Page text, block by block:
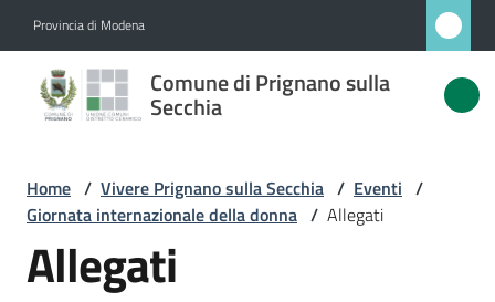
Provincia di Modena
Comune di Prignano sulla
Secchia
Comune
di
sulla
Secchia
Home / Vivere Prignano sulla Secchia / Eventi /
Giornata internazionale della donna / Allegati
Allegati